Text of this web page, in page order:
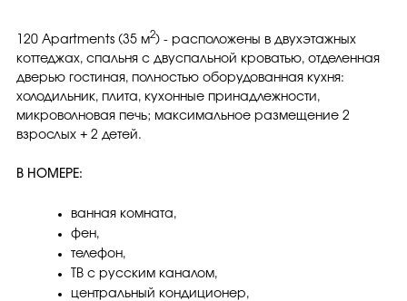
120 Apartments (35 м2) - расположены в двухэтажных
коттеджах, спальня с двуспальной кроватью, отделенная
дверью гостиная, полностью оборудованная кухня:
холодильник, плита, кухонные принадлежности,
микроволновая печь; максимальное размещение 2
взрослых + 2 детей.
В НОМЕРЕ:
ванная комната,
фен,
телефон,
ТВ с русским каналом,
центральный кондиционер,